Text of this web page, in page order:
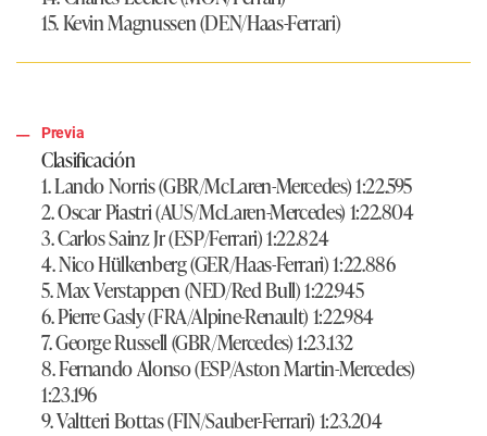
15. Kevin Magnussen (DEN/Haas-Ferrari)
Previa
Clasificación
1. Lando Norris (GBR/McLaren-Mercedes) 1:22.595
2. Oscar Piastri (AUS/McLaren-Mercedes) 1:22.804
3. Carlos Sainz Jr (ESP/Ferrari) 1:22.824
4. Nico Hülkenberg (GER/Haas-Ferrari) 1:22.886
5. Max Verstappen (NED/Red Bull) 1:22.945
6. Pierre Gasly (FRA/Alpine-Renault) 1:22.984
7. George Russell (GBR/Mercedes) 1:23.132
8. Fernando Alonso (ESP/Aston Martin-Mercedes)
1:23.196
9. Valtteri Bottas (FIN/Sauber-Ferrari) 1:23.204